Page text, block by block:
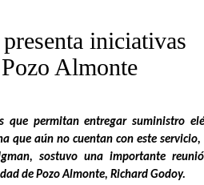
iniciativas
Almonte
que permitan entregar suministro
que aún no cuentan con este servicio,
sostuvo una importante
de Pozo Almonte, Richard Godoy.